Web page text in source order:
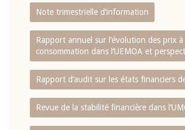
Note trimestrielle d‘information
Rapport annuel sur l‘évolution des prix à
consommation dans l‘UEMOA et
Rapport d‘audit sur les états financiers
Revue de la stabilité financière dans